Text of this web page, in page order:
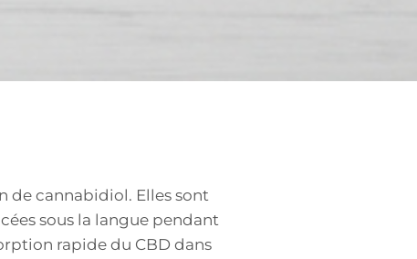
de cannabidiol. Elles sont
sous la langue pendant
rapide du CBD dans